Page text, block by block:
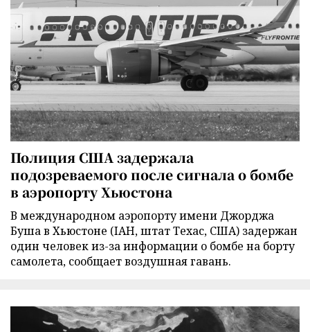
Полиция США задержала
подозреваемого после сигнала о бомбе
в аэропорту Хьюстона
В международном аэропорту имени Джорджа
Буша в Хьюстоне (IAH, штат Техас, США) задержан
один человек из-за информации о бомбе на борту
самолета, сообщает воздушная гавань.